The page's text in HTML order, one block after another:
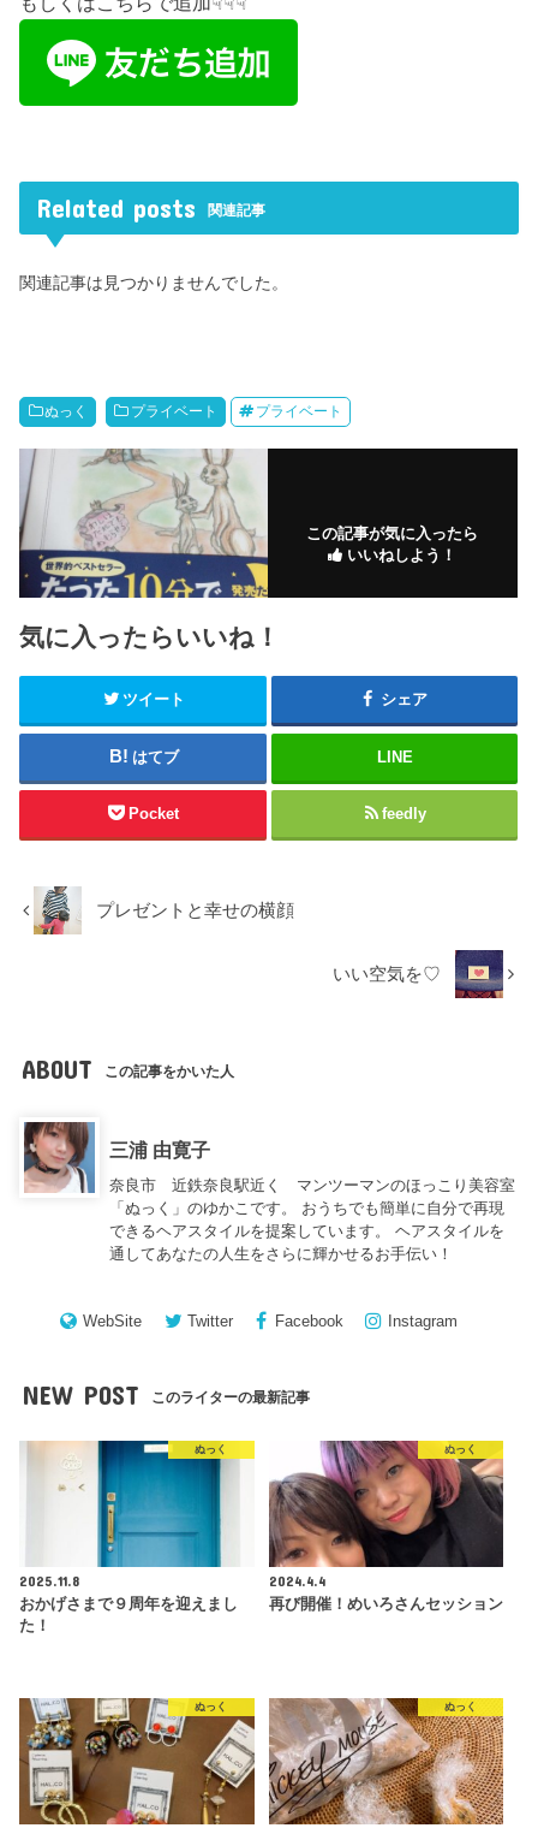
Related posts 関連記事
関連記事は見つかりませんでした。
ぬっく プライベート プライベート
この記事が気に入ったら
いいねしよう！
気に入ったらいいね！
ツイート シェア
はてブ LINE
Pocket feedly
プレゼントと幸せの横顔
いい空気を♡
ABOUT この記事をかいた人
三浦 由寛子
奈良市 近鉄奈良駅近く マンツーマンのほっこり美容室
「ぬっく」のゆかこです。 おうちでも簡単に自分で再現
できるヘアスタイルを提案しています。 ヘアスタイルを
通してあなたの人生をさらに輝かせるお手伝い！
WebSite Twitter Facebook Instagram
NEW POST このライターの最新記事
ぬっく
2025.11.8
おかげさまで９周年を迎えまし
た！
ぬっく
2024.4.4
再び開催！めいろさんセッション
ぬっく ぬっく